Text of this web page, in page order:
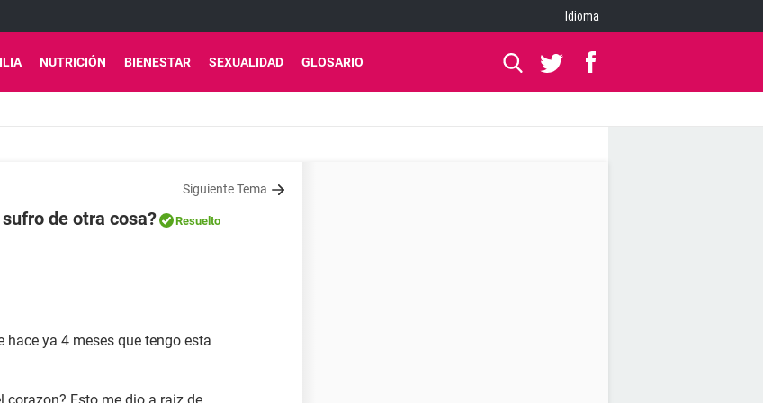
Idioma
NUTRICIÓN BIENESTAR SEXUALIDAD GLOSARIO
Siguiente Tema
de otra cosa? Resuelto
ya 4 meses que tengo esta